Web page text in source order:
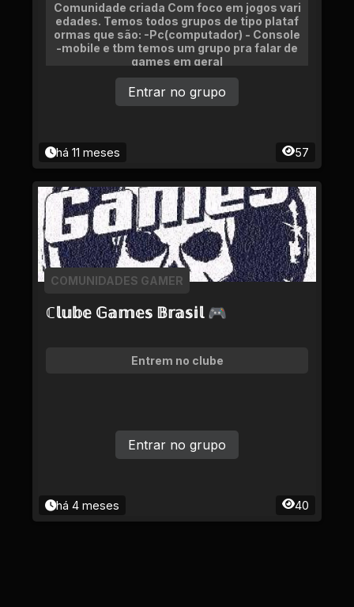
Comunidade criada Com foco em jogos vari
edades. Temos todos grupos de tipo plataf
ormas que são: -Pc(computador) - Console
-mobile e tbm temos um grupo pra falar de
games em geral
há 11 meses 57
Entrar no grupo
ℂ𝕝𝕦𝕓𝕖 𝔾𝕒𝕞𝕖𝕤 𝔹𝕣𝕒𝕤𝕚𝕝 🎮
COMUNIDADES GAMER
Entrem no clube
há 4 meses 40
Entrar no grupo